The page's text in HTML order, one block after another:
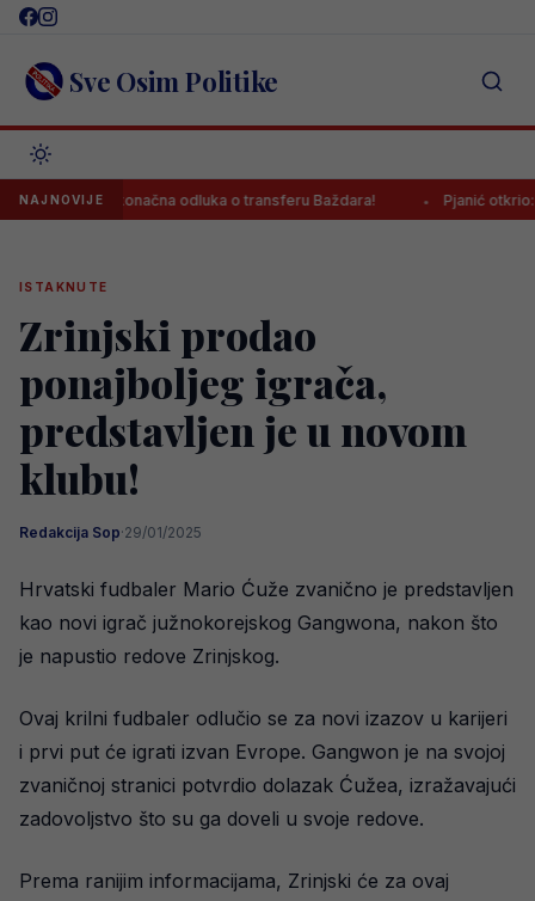
Skip
content Sve Osim Politike
NAJNOVIJEkonačna odluka o transferu Baždara! Pjanić otkrio: “Za
ISTAKNUTE
Zrinjski prodao
ponajboljeg igrača,
predstavljen je u novom
klubu!
Redakcija Sop·29/01/2025
Hrvatski fudbaler Mario Ćuže zvanično je predstavljen
kao novi igrač južnokorejskog Gangwona, nakon što
je napustio redove Zrinjskog.
Ovaj krilni fudbaler odlučio se za novi izazov u karijeri
i prvi put će igrati izvan Evrope. Gangwon je na svojoj
zvaničnoj stranici potvrdio dolazak Ćužea, izražavajući
zadovoljstvo što su ga doveli u svoje redove.
Prema ranijim informacijama, Zrinjski će za ovaj